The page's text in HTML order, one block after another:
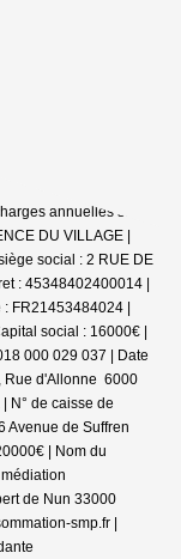
annuelles sont
DU VILLAGE |
social : 2 RUE DE
: 45348402400014 |
: FR21453484024 |
social : 16000€ |
000 029 037 | Date
Rue d'Allonne 6000
N° de caisse de
Avenue de Suffren
| Nom du
de Nun 33000
smp.fr |